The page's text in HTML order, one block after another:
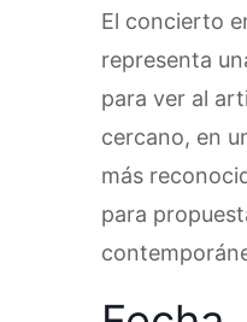
El concierto
representa
para ver al
cercano, en
más
para